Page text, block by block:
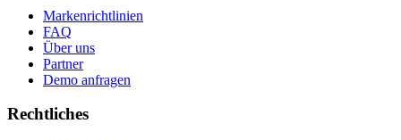
Markenrichtlinien
FAQ
Über uns
Partner
Demo anfragen
Rechtliches